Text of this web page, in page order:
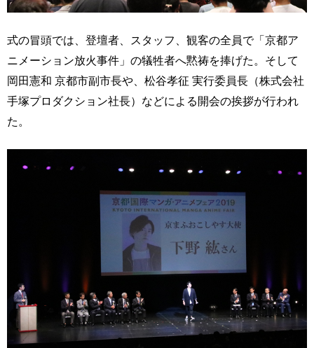
式の冒頭では、登壇者、スタッフ、観客の全員で「京都ア
ニメーション放火事件」の犠牲者へ黙祷を捧げた。そして
岡田憲和 京都市副市長や、松谷孝征 実行委員長（株式会社
手塚プロダクション社長）などによる開会の挨拶が行われ
た。